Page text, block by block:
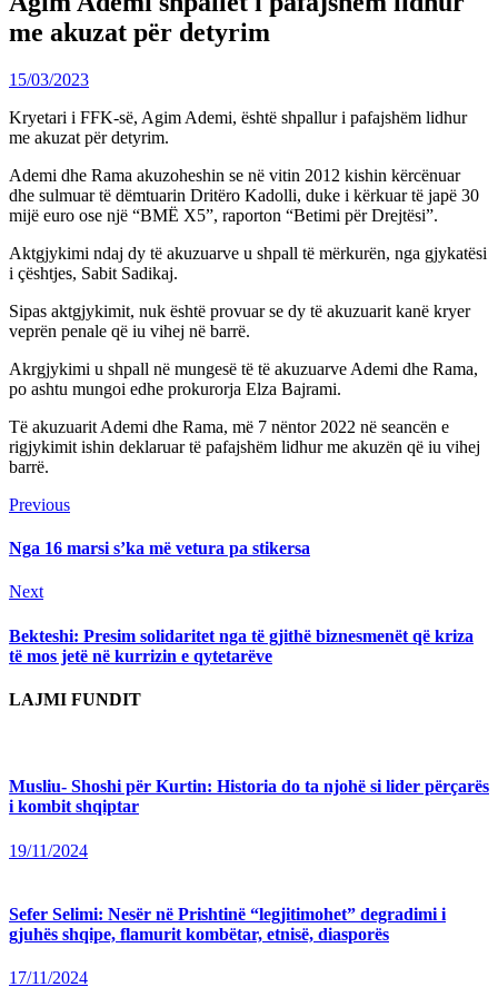
me akuzat për detyrim
15/03/2023
Kryetari i FFK-së, Agim Ademi, është shpallur i pafajshëm lidhur
me akuzat për detyrim.
Ademi dhe Rama akuzoheshin se në vitin 2012 kishin kërcënuar
dhe sulmuar të dëmtuarin Dritëro Kadolli, duke i kërkuar të japë 30
mijë euro ose një “BMË X5”, raporton “Betimi për Drejtësi”.
Aktgjykimi ndaj dy të akuzuarve u shpall të mërkurën, nga gjykatësi
i çështjes, Sabit Sadikaj.
Sipas aktgjykimit, nuk është provuar se dy të akuzuarit kanë kryer
veprën penale që iu vihej në barrë.
Akrgjykimi u shpall në mungesë të të akuzuarve Ademi dhe Rama,
po ashtu mungoi edhe prokurorja Elza Bajrami.
Të akuzuarit Ademi dhe Rama, më 7 nëntor 2022 në seancën e
rigjykimit ishin deklaruar të pafajshëm lidhur me akuzën që iu vihej
barrë.
Continue
Reading
PreviousPrevious
Nga 16 marsi s’ka më vetura pa stikersa
NextNext
Bekteshi: Presim solidaritet nga të gjithë biznesmenët që kriza
të mos jetë në kurrizin e qytetarëvе
LAJMI FUNDIT
Musliu- Shoshi për Kurtin: Historia do ta njohë si lider përçarës
i kombit shqiptar
19/11/2024
Sefer Selimi: Nesër në Prishtinë “legjitimohet” degradimi i
gjuhës shqipe, flamurit kombëtar, etnisë, diasporës
17/11/2024